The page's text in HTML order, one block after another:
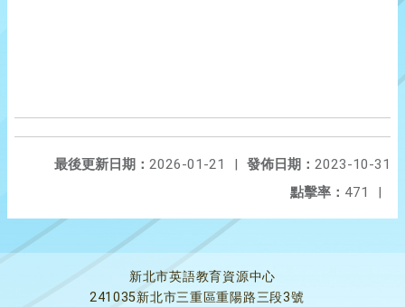
發佈日期： 2023-10-31
最後更新日期： 2026-01-21
|
點擊率： 471 |
新北市英語教育資源中心
241035新北市三重區重陽路三段3號